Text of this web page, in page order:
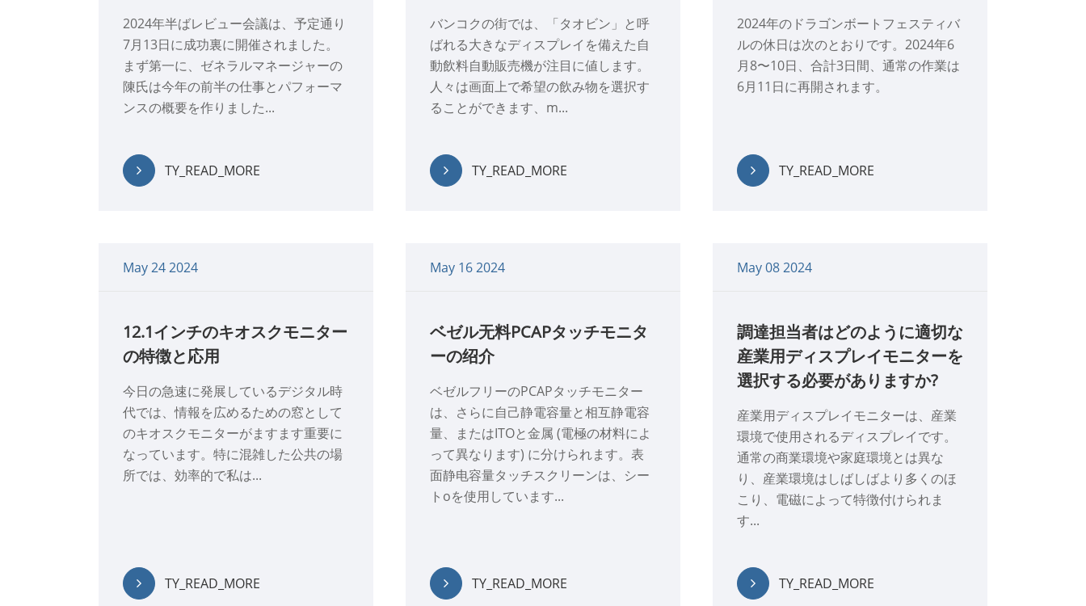
2024年半ばレビュー会議は、予定通り
7月13日に成功裏に開催されました。
まず第一に、ゼネラルマネージャーの
陳氏は今年の前半の仕事とパフォーマ
ンスの概要を作りました...
TY_READ_MORE
バンコクの街では、「タオビン」と呼
ばれる大きなディスプレイを備えた自
動飲料自動販売機が注目に値します。
人々は画面上で希望の飲み物を選択す
ることができます、m...
TY_READ_MORE
2024年のドラゴンボートフェスティバ
ルの休日は次のとおりです。2024年6
月8〜10日、合計3日間、通常の作業は
6月11日に再開されます。
TY_READ_MORE
May 24 2024
12.1インチのキオスクモニター
の特徴と応用
今日の急速に発展しているデジタル時
代では、情報を広めるための窓として
のキオスクモニターがますます重要に
なっています。特に混雑した公共の場
所では、効率的で私は...
TY_READ_MORE
May 16 2024
ベゼル无料PCAPタッチモニタ
ーの绍介
ベゼルフリーのPCAPタッチモニター
は、さらに自己静電容量と相互静電容
量、またはITOと金属 (電極の材料によ
って異なります) に分けられます。表
面静电容量タッチスクリーンは、シー
トoを使用しています...
TY_READ_MORE
May 08 2024
調達担当者はどのように適切な
産業用ディスプレイモニターを
選択する必要がありますか?
産業用ディスプレイモニターは、産業
環境で使用されるディスプレイです。
通常の商業環境や家庭環境とは異な
り、産業環境はしばしばより多くのほ
こり、電磁によって特徴付けられま
す...
TY_READ_MORE